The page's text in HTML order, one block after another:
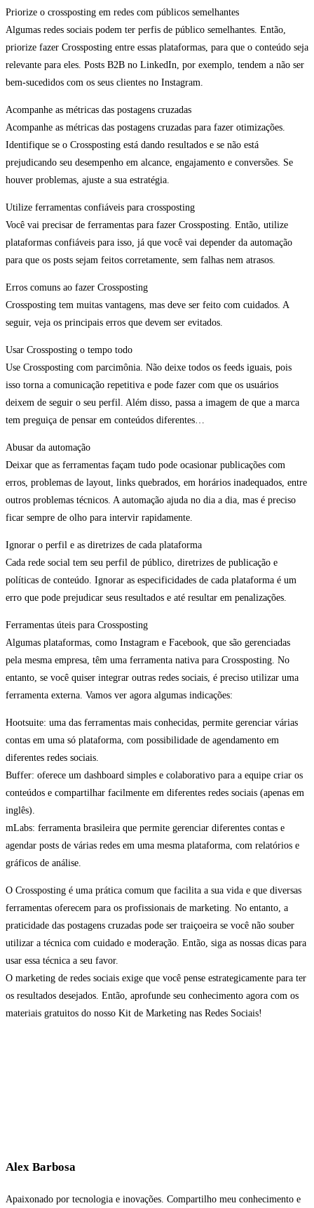
Priorize o crossposting em redes com públicos semelhantes
Algumas redes sociais podem ter perfis de público semelhantes. Então,
priorize fazer Crossposting entre essas plataformas, para que o conteúdo seja
relevante para eles. Posts B2B no LinkedIn, por exemplo, tendem a não ser
bem-sucedidos com os seus clientes no Instagram.
Acompanhe as métricas das postagens cruzadas
Acompanhe as métricas das postagens cruzadas para fazer otimizações.
Identifique se o Crossposting está dando resultados e se não está
prejudicando seu desempenho em alcance, engajamento e conversões. Se
houver problemas, ajuste a sua estratégia.
Utilize ferramentas confiáveis para crossposting
Você vai precisar de ferramentas para fazer Crossposting. Então, utilize
plataformas confiáveis para isso, já que você vai depender da automação
para que os posts sejam feitos corretamente, sem falhas nem atrasos.
Erros comuns ao fazer Crossposting
Crossposting tem muitas vantagens, mas deve ser feito com cuidados. A
seguir, veja os principais erros que devem ser evitados.
Usar Crossposting o tempo todo
Use Crossposting com parcimônia. Não deixe todos os feeds iguais, pois
isso torna a comunicação repetitiva e pode fazer com que os usuários
deixem de seguir o seu perfil. Além disso, passa a imagem de que a marca
tem preguiça de pensar em conteúdos diferentes…
Abusar da automação
Deixar que as ferramentas façam tudo pode ocasionar publicações com
erros, problemas de layout, links quebrados, em horários inadequados, entre
outros problemas técnicos. A automação ajuda no dia a dia, mas é preciso
ficar sempre de olho para intervir rapidamente.
Ignorar o perfil e as diretrizes de cada plataforma
Cada rede social tem seu perfil de público, diretrizes de publicação e
políticas de conteúdo. Ignorar as especificidades de cada plataforma é um
erro que pode prejudicar seus resultados e até resultar em penalizações.
Ferramentas úteis para Crossposting
Algumas plataformas, como Instagram e Facebook, que são gerenciadas
pela mesma empresa, têm uma ferramenta nativa para Crossposting. No
entanto, se você quiser integrar outras redes sociais, é preciso utilizar uma
ferramenta externa. Vamos ver agora algumas indicações:
Hootsuite: uma das ferramentas mais conhecidas, permite gerenciar várias
contas em uma só plataforma, com possibilidade de agendamento em
diferentes redes sociais.
Buffer: oferece um dashboard simples e colaborativo para a equipe criar os
conteúdos e compartilhar facilmente em diferentes redes sociais (apenas em
inglês).
mLabs: ferramenta brasileira que permite gerenciar diferentes contas e
agendar posts de várias redes em uma mesma plataforma, com relatórios e
gráficos de análise.
O Crossposting é uma prática comum que facilita a sua vida e que diversas
ferramentas oferecem para os profissionais de marketing. No entanto, a
praticidade das postagens cruzadas pode ser traiçoeira se você não souber
utilizar a técnica com cuidado e moderação. Então, siga as nossas dicas para
usar essa técnica a seu favor.
O marketing de redes sociais exige que você pense estrategicamente para ter
os resultados desejados. Então, aprofunde seu conhecimento agora com os
materiais gratuitos do nosso Kit de Marketing nas Redes Sociais!
Alex Barbosa
Apaixonado por tecnologia e inovações. Compartilho meu conhecimento e